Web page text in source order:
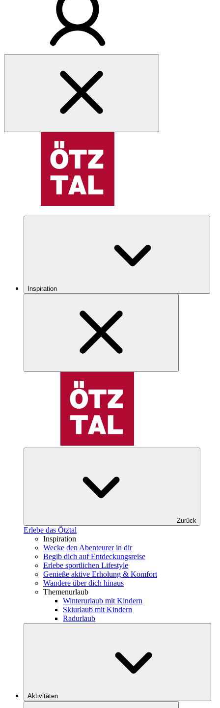
Inspiration
Zurück
Erlebe das Ötztal
Inspiration
Wecke den Abenteurer in dir
Begib dich auf Entdeckungsreise
Erlebe sportlichen Lifestyle
Genieße aktive Erholung & Komfort
Wandere über dich hinaus
Themenurlaub
Winterurlaub mit Kindern
Skiurlaub mit Kindern
Radurlaub
Aktivitäten